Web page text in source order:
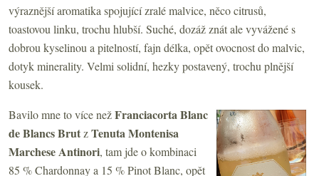
výraznější aromatika spojující zralé malvice, něco citrusů,
toastovou linku, trochu hlubší. Suché, dozáž znát ale vyvážené s
dobrou kyselinou a pitelností, fajn délka, opět ovocnost do malvic,
dotyk minerality. Velmi solidní, hezky postavený, trochu plnější
kousek.
Bavilo mne to více nežFranciacorta Blanc
de Blancs BrutzTenuta Montenisa
Marchese Antinori, tam jde o kombinaci
85 % Chardonnay a 15 % Pinot Blanc, opět